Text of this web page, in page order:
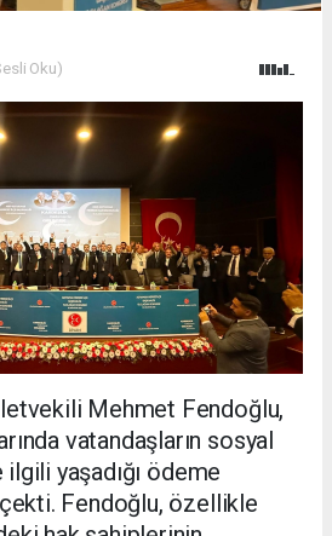
Oku)
Mehmet Fendoğlu,
vatandaşların sosyal
yaşadığı ödeme
Fendoğlu, özellikle